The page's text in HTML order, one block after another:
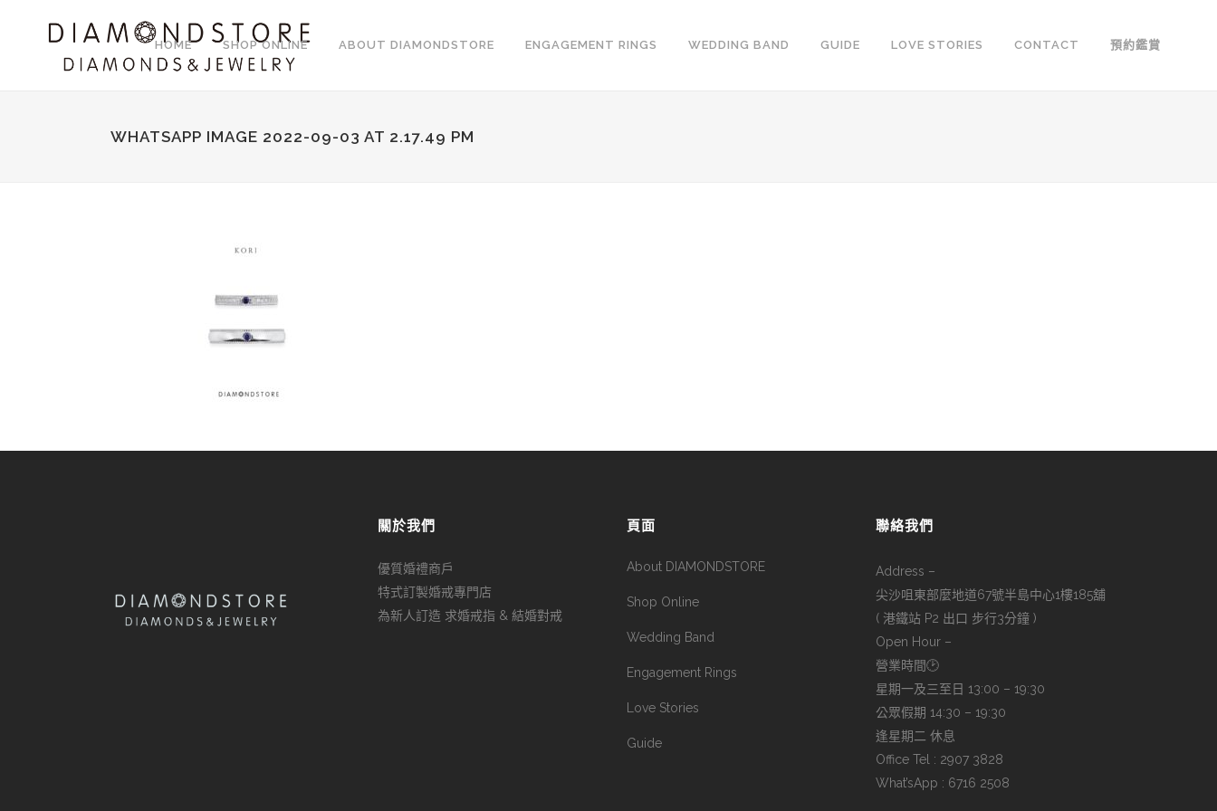
HOME SHOP ONLINE ABOUT DIAMONDSTORE ENGAGEMENT RINGS WEDDING BAND GUIDE LOVE STORIES CONTACT 預約鑑賞
WHATSAPP IMAGE 2022-09-03 AT 2.17.49 PM
關於我們
優質婚禮商戶
特式訂製婚戒專門店
為新人訂造 求婚戒指 & 結婚對戒
頁面
About DIAMONDSTORE
Shop Online
Wedding Band
Engagement Rings
Love Stories
Guide
聯絡我們
Address –
尖沙咀東部麼地道67號半島中心1樓185舖
( 港鐵站 P2 出口 步行3分鐘 )
Open Hour –
營業時間🕑
星期一及三至日 13:00 – 19:30
公眾假期 14:30 – 19:30
逢星期二 休息
Office Tel : 2907 3828
What’sApp : 6716 2508